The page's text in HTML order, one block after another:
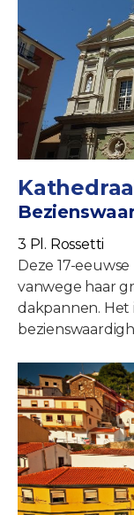
3 Pl. Rossetti
Deze 17-
vanwege haar
dakpannen. Het